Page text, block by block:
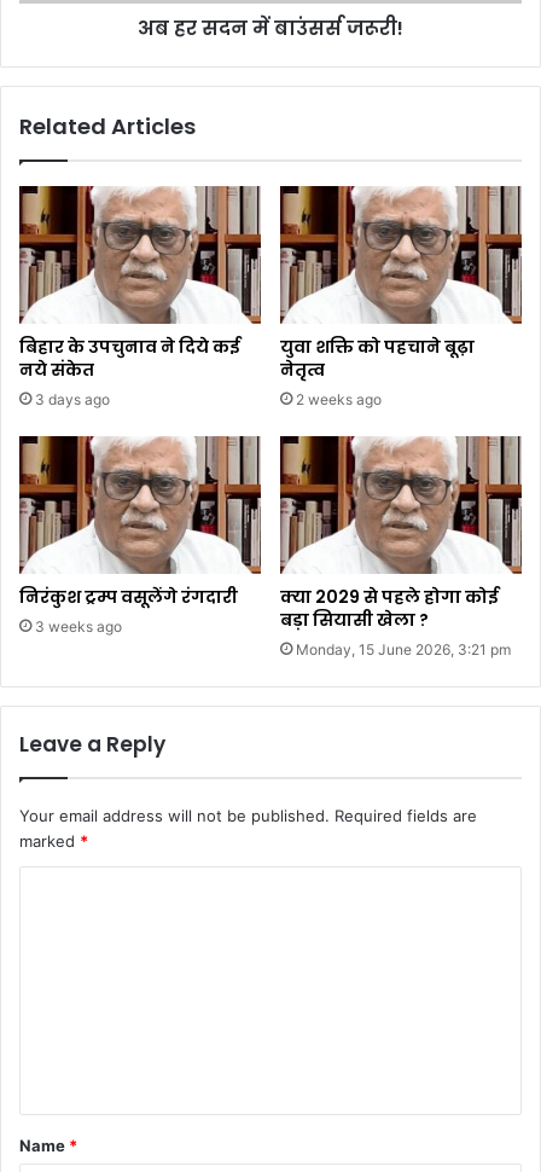
अब हर सदन में बाउंसर्स जरूरी!
Related Articles
बिहार के उपचुनाव ने दिये कई
नये संकेत
3 days ago
युवा शक्ति को पहचाने बूढ़ा
नेतृत्व
2 weeks ago
निरंकुश ट्रम्प वसूलेंगे रंगदारी
3 weeks ago
क्या 2029 से पहले होगा कोई
बड़ा सियासी खेला ?
Monday, 15 June 2026, 3:21 pm
Leave a Reply
Your email address will not be published. Required fields are
marked *
*
Name *